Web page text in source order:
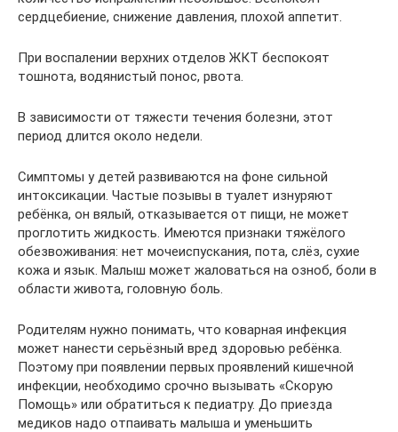
сердцебиение, снижение давления, плохой аппетит.
При воспалении верхних отделов ЖКТ беспокоят
тошнота, водянистый понос, рвота.
В зависимости от тяжести течения болезни, этот
период длится около недели.
Симптомы у детей развиваются на фоне сильной
интоксикации. Частые позывы в туалет изнуряют
ребёнка, он вялый, отказывается от пищи, не может
проглотить жидкость. Имеются признаки тяжёлого
обезвоживания: нет мочеиспускания, пота, слёз, сухие
кожа и язык. Малыш может жаловаться на озноб, боли в
области живота, головную боль.
Родителям нужно понимать, что коварная инфекция
может нанести серьёзный вред здоровью ребёнка.
Поэтому при появлении первых проявлений кишечной
инфекции, необходимо срочно вызывать «Скорую
Помощь» или обратиться к педиатру. До приезда
медиков надо отпаивать малыша и уменьшить